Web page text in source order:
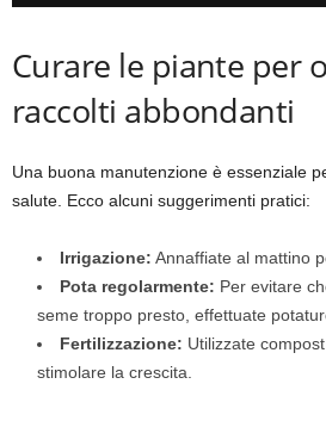
Curare le piante per
raccolti abbondanti
Una buona manutenzione è essenziale
salute. Ecco alcuni suggerimenti pratici:
Irrigazione: Annaffiate al mattino
Pota regolarmente: Per evitare
seme troppo presto, effettuate
Fertilizzazione: Utilizzate
stimolare la crescita.